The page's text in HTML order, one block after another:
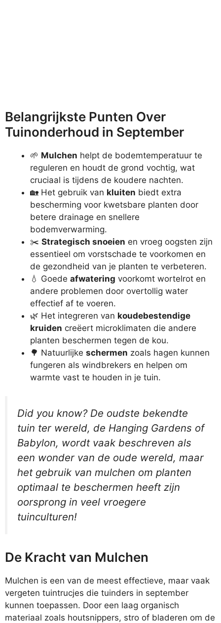
Belangrijkste Punten Over
Tuinonderhoud in September
🌱 Mulchen helpt de bodemtemperatuur te
reguleren en houdt de grond vochtig, wat
cruciaal is tijdens de koudere nachten.
🏡 Het gebruik van kluiten biedt extra
bescherming voor kwetsbare planten door
betere drainage en snellere
bodemverwarming.
✂️ Strategisch snoeien en vroeg oogsten zijn
essentieel om vorstschade te voorkomen en
de gezondheid van je planten te verbeteren.
💧 Goede afwatering voorkomt wortelrot en
andere problemen door overtollig water
effectief af te voeren.
🌿 Het integreren van koudebestendige
kruiden creëert microklimaten die andere
planten beschermen tegen de kou.
🌳 Natuurlijke schermen zoals hagen kunnen
fungeren als windbrekers en helpen om
warmte vast te houden in je tuin.
Did you know? De oudste bekendte
tuin ter wereld, de Hanging Gardens of
Babylon, wordt vaak beschreven als
een wonder van de oude wereld, maar
het gebruik van mulchen om planten
optimaal te beschermen heeft zijn
oorsprong in veel vroegere
tuinculturen!
De Kracht van Mulchen
Mulchen is een van de meest effectieve, maar vaak
vergeten tuintrucjes die tuinders in september
kunnen toepassen. Door een laag organisch
materiaal zoals houtsnippers, stro of bladeren om de